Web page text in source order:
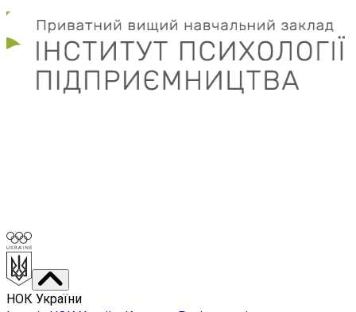
НОК України